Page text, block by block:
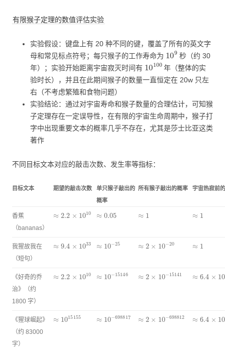
有限猴子定理的数值评估实验
实验假设：键盘上有 20 种不同的键，覆盖了所有的英文字
母和常见标点符号；每只猴子的工作寿命为 109秒（约 30
年）；实验开始距离宇宙寂灭时间有 10100年（整体的实
验时长），并且在此期间猴子的数量一直恒定在 20w 只左
右（不考虑繁殖和食物问题）
实验结论：通过对宇宙寿命和猴子数量的合理估计，可知猴
子定理存在一定误导性，在有限的宇宙生命周期中，猴子打
字中出现重要文本的概率几乎不存在，尤其是莎士比亚这类
著作
不同目标文本对应的敲击次数、发生率等指标：
目标文本 期望的敲击次数
单只猴子敲出的
概率
所有猴子敲出的概率 宇宙热寂前
香蕉
（bananas）
2.2× 10 0.05
我猩故我在
（短句）
9.4 × 33 10−25 × −20
《好奇的乔
治》（约
1800 字）
2.2× 10 10−15146 × −15141 6.4 × −
《猩球崛起》
（约 83000
字）
1015155 10−698817 × −698812 6.4 × −